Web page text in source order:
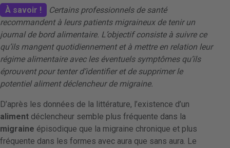
À savoir !
Certains professionnels de santé
recommandent à leurs patients migraineux de tenir un
journal de bord alimentaire. L’objectif consiste à suivre ce
qu’ils mangent quotidiennement et à mettre en relation leur
régime alimentaire avec les éventuels symptômes qu’ils
éprouvent pour tenter d’identifier et de supprimer le
potentiel aliment déclencheur de migraine.
D’après les données de la littérature, l’existence d’un
aliment déclencheur semble plus fréquente dans la
migraine épisodique que la migraine chronique et plus
fréquente dans les formes avec aura que sans aura. Le